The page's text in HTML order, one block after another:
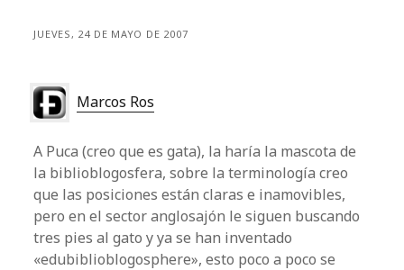
JUEVES, 24 DE MAYO DE 2007
Marcos Ros
A Puca (creo que es gata), la haría la mascota de
la biblioblogosfera, sobre la terminología creo
que las posiciones están claras e inamovibles,
pero en el sector anglosajón le siguen buscando
tres pies al gato y ya se han inventado
«edubiblioblogosphere», esto poco a poco se